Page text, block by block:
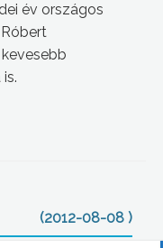
év országos
(2012-08-08 )